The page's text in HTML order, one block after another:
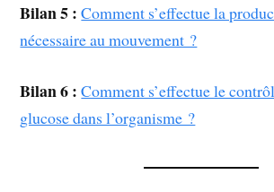
Bilan 5 : Comment s’effectue la
nécessaire au mouvement ?
Bilan 6 : Comment s’effectue le
glucose dans l’organisme ?